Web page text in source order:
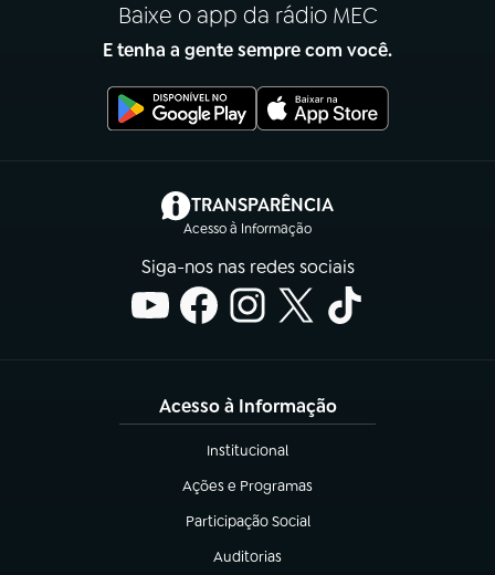
Baixe o app da rádio MEC
E tenha a gente sempre com você.
TRANSPARÊNCIA
Acesso à Informação
(abre em nova aba)
Siga-nos nas redes sociais
Acesso à Informação
Institucional
(abre em nova aba)
Ações e Programas
(abre em nova aba)
Participação Social
(abre em nova aba)
Auditorias
(abre em nova aba)